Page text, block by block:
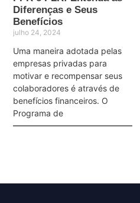
Diferenças e Seus
Benefícios
julho 24, 2024
Uma maneira adotada pelas
empresas privadas para
motivar e recompensar seus
colaboradores é através de
benefícios financeiros. O
Programa de